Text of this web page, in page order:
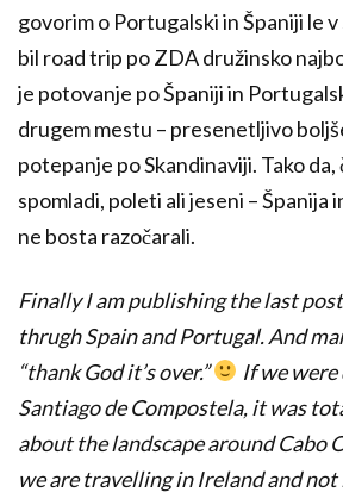
govorim o Portugalski in Španiji le
bil road trip po ZDA družinsko
je potovanje po Španiji in
drugem mestu – presenetljivo
potepanje po Skandinaviji. Tako da,
spomladi, poleti ali jeseni – Španija
ne bosta razočarali.
Finally I am publishing the last
thrugh Spain and Portugal.And
“thank Godit’s over.” If we were
Santiagode Compostela, it was
about the landscape aroundCabo
we are travelling in Ireland and not